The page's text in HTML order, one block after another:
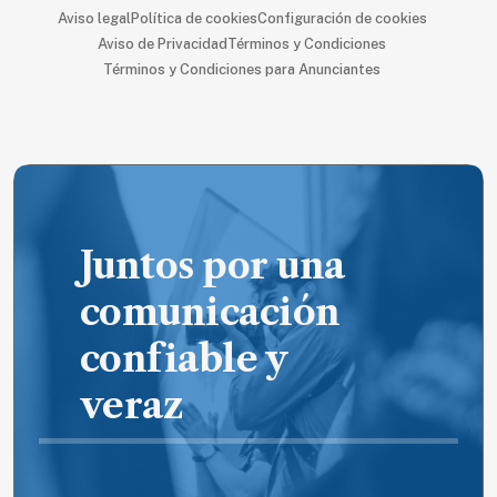
Aviso legalPolítica de cookiesConfiguración de cookies
Aviso de Privacidad Términos y Condiciones
Términos y Condiciones para Anunciantes
Juntos por una
comunicación
confiable y
veraz